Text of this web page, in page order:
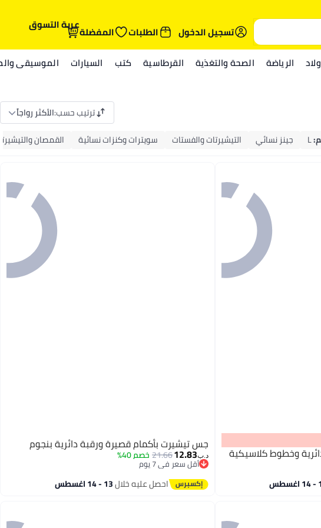
تسجيل الدخول
الطلبات المفضلةعربة التسوق
الرياضة الصحة والتغذية القرطاسية كتب السيارات الموسيقى
ترتيب حسب:الأكثر رواجاً
:
L جينز نسائي التيشيرتات والفستات سويترات وكنزات نسائية القمصان
وخطوط كلاسيكية
جس تيشيرت بأكمام قصيرة ورقبة دائرية بنجوم
د.ب‏12.83
21.66 خصم 40%
أقل سعر في 7 يوم
أقل سعر في 7 يوم
احصل عليه خلال13 - 14 اغسطس